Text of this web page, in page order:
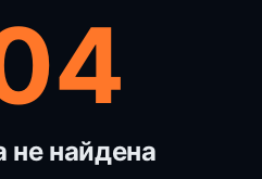
не найдена